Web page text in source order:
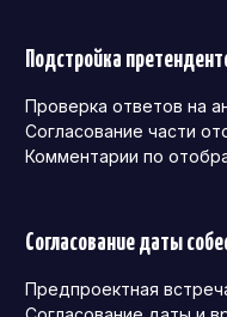
Подстройка
Проверка ответов на
Согласование части
Комментарии по
Согласование даты
Предпроектная